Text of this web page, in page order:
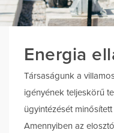
Energia
Társaságunk a
igényének teljeskörű
ügyintézését
Amennyiben az